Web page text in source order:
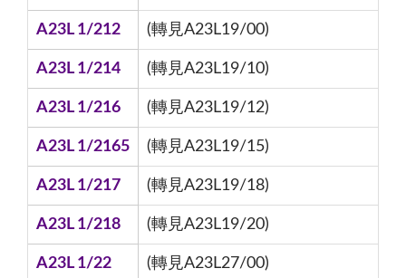
A23L 1/212 (轉見A23L19/00)
A23L 1/214 (轉見A23L19/10)
A23L 1/216 (轉見A23L19/12)
A23L 1/2165 (轉見A23L19/15)
A23L 1/217 (轉見A23L19/18)
A23L 1/218 (轉見A23L19/20)
A23L 1/22 (轉見A23L27/00)